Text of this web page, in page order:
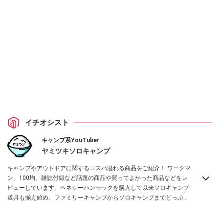
イチオシスト
キャンプ系YouTuber
ヤミツキソロキャンプ
キャンプやアウトドアに関するコスパ溢れる商品をご紹介！ ワークマ
ン、100均、雑誌付録など話題の商品や買ってよかった商品などをレ
ビューしています。ヘネシーハンモックを購入して以来ソロキャンプ
道具も揃え始め、ファミリーキャンプからソロキャンプまでどっぷり